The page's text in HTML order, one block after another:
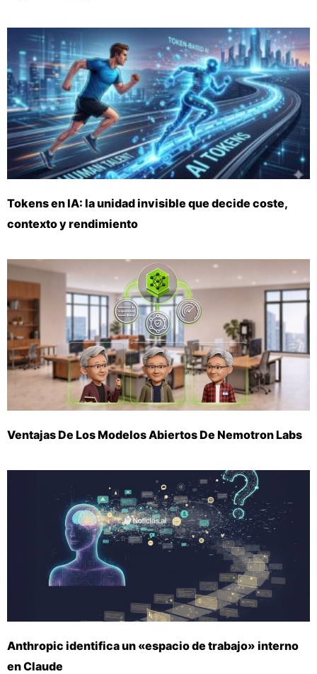
Tokens en IA: la unidad invisible que decide coste,
contexto y rendimiento
Ventajas De Los Modelos Abiertos De Nemotron Labs
Anthropic identifica un «espacio de trabajo» interno
en Claude